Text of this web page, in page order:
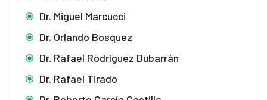
Dr. Miguel Marcucci
Dr. Orlando Bosquez
Dr. Rafael Rodríguez Dubarrán
Dr. Rafael Tirado